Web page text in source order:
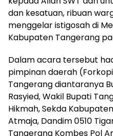
dan kesatuan, ribuan
menggelar istigosah di
Kabupaten Tangerang
Dalam acara tersebut
pimpinan daerah
Tangerang diantaranya
Rasyied, Wakil Bupati
Hikmah, Sekda
Atmaja, Dandim 0510
Tangerang Kombes Pol